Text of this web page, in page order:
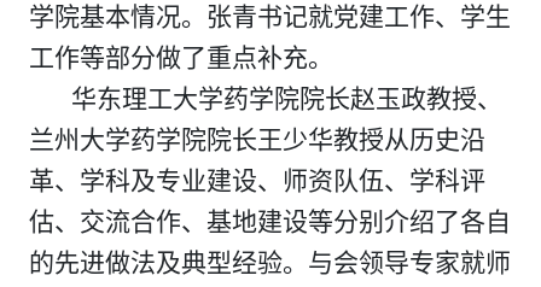
学院基本情况。 张青书记就党建工作、学生
工作等部分做了重点补充。
华东理工大学药学院院长赵玉政教授、
兰州大学药学院院长王少华教授从历史沿
革、学科及专业建设、师资队伍、学科评
估、 交流合作、 基地建设等分别介绍了各自
的先进做法及典型经验。与会领导专家就师